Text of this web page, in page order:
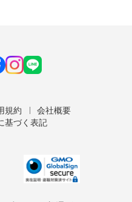
規約
会社概要
基づく表記